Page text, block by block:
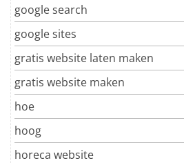
google search
google sites
gratis website laten maken
gratis website maken
hoe
hoog
horeca website